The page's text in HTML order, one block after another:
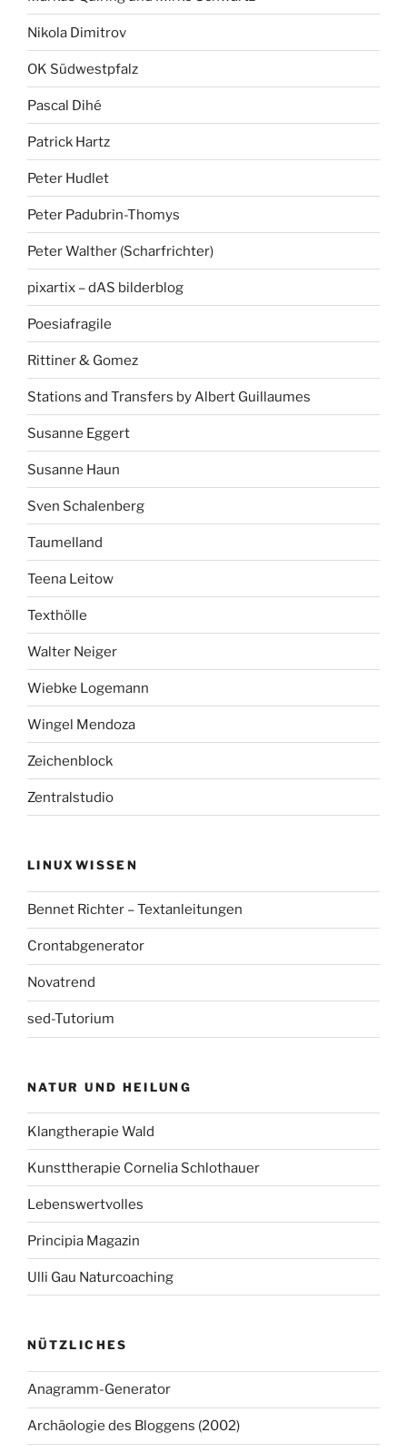
Nikola Dimitrov
OK Südwestpfalz
Pascal Dihé
Patrick Hartz
Peter Hudlet
Peter Padubrin-Thomys
Peter Walther (Scharfrichter)
pixartix – dAS bilderblog
Poesiafragile
Rittiner & Gomez
Stations and Transfers by Albert Guillaumes
Susanne Eggert
Susanne Haun
Sven Schalenberg
Taumelland
Teena Leitow
Texthölle
Walter Neiger
Wiebke Logemann
Wingel Mendoza
Zeichenblock
Zentralstudio
LINUXWISSEN
Bennet Richter – Textanleitungen
Crontabgenerator
Novatrend
sed-Tutorium
NATUR UND HEILUNG
Klangtherapie Wald
Kunsttherapie Cornelia Schlothauer
Lebenswertvolles
Principia Magazin
Ulli Gau Naturcoaching
NÜTZLICHES
Anagramm-Generator
Archäologie des Bloggens (2002)